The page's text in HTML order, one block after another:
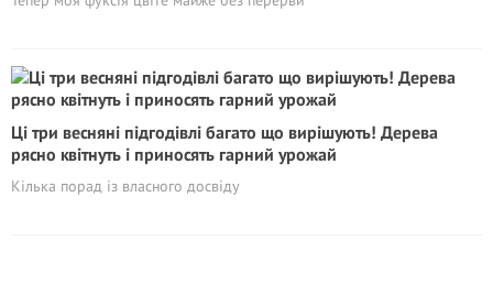
Ці три весняні підгодівлі багато що вирішують! Дерева
рясно квітнуть і приносять гарний урожай
Кілька порад із власного досвіду